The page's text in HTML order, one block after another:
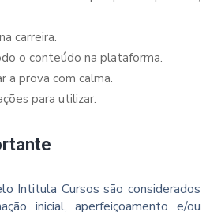
carreira.
o conteúdo na plataforma.
a prova com calma.
para utilizar.
Intitula Cursos são considerados
inicial, aperfeiçoamento e/ou